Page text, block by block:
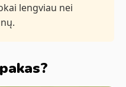
lengviau nei